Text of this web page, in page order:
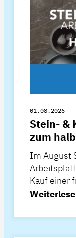
01.08.2026
Stein- &
zum
Im August
Kauf einer